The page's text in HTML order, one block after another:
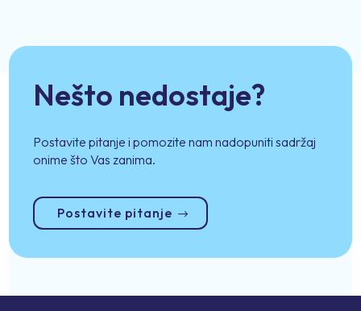
Nešto nedostaje?
Postavite pitanje i pomozite nam nadopuniti sadržaj
onime što Vas zanima.
Postavite pitanje